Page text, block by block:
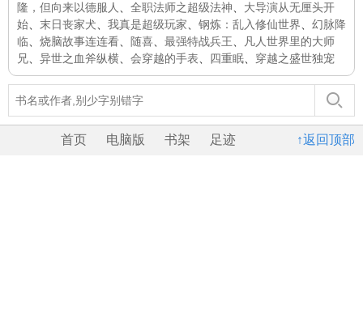
隆，但向来以德服人
全职法师之超级法神
大导演从无厘头开
始
末日丧家犬 我真是超级玩家 钢炼：乱入修仙世界
幻脉降
临
烧脑故事连连看 随喜 最强特战兵王
凡人世界里的大师
兄
异世之血斧纵横 会穿越的手表 四重眠 穿越之盛世独宠
↑返回顶部
首页 电脑版 书架 足迹